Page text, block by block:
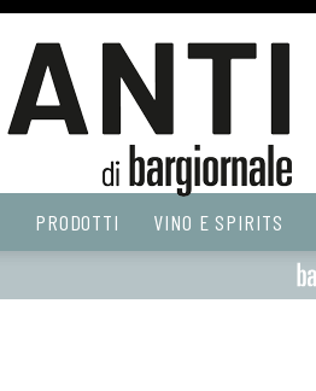
PRODOTTI VINO E SPIRITS